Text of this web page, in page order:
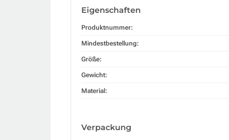
Eigenschaften
Produktnummer:
Mindestbestellung:
Größe:
Gewicht:
Material:
Verpackung